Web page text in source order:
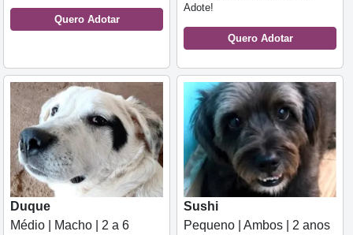
Quero Adotar
Adote!
Quero Adotar
Duque
Médio | Macho | 2 a 6
Sushi
Pequeno | Ambos | 2 anos